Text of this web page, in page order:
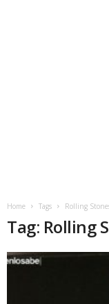
Home Tags Rolling
Tag: Rolling